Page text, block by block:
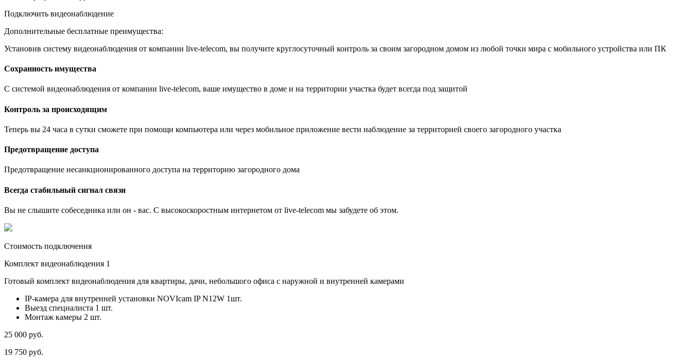
Подключить видеонаблюдение
Дополнительные бесплатные преимущества:
Установив систему видеонаблюдения от компании live-telecom, вы получите круглосуточный контроль за своим загородном домом из любой точки мира с мобильного устройства или ПК
Сохранность имущества
С системой видеонаблюдения от компании live-telecom, ваше имущество в доме и на территории участка будет всегда под защитой
Контроль за происходящим
Теперь вы 24 часа в сутки сможете при помощи компьютера или через мобильное приложение вести наблюдение за территорией своего загородного участка
Предотвращение доступа
Предотвращение несанкционированного доступа на территорию загородного дома
Всегда стабильный сигнал связи
Вы не слышите собеседника или он - вас. С высокоскоростным интернетом от live-telecom мы забудете об этом.
Стоимость подключения
Комплект видеонаблюдения 1
Готовый комплект видеонаблюдения для квартиры, дачи, небольшого офиса с наружной и внутренней камерами
IP-камера для внутренней установки NOVIcam IP N12W 1шт.
Выезд специалиста 1 шт.
Монтаж камеры 2 шт.
25 000 руб.
19 750 руб.